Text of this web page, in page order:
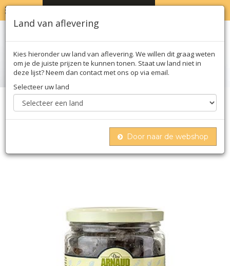
Home Conserven
Zwarte olijven zonder pit, met tijm, van arnaud,
Land van aflevering
Kies hieronder uw land van aflevering. We willen dit graag weten
om je de juiste prijzen te kunnen tonen. Staat uw land niet in
deze lijst? Neem dan contact met ons op via email.
Selecteer uw land
Door naar de webshop